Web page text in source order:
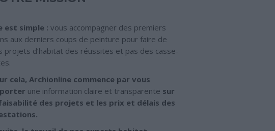
est simple : vous accompagner des premiers
aux derniers coups de peinture pour faire de
projets d’habitat des réussites et pas des casse-
cela, Archionline commence par vous
une information claire et transparente sur
des projets et les prix et délais des